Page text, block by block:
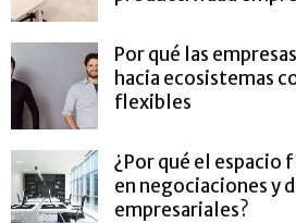
Por qué las
hacia ecosistemas
flexibles
¿Por qué el
en negociaciones y
empresariales?